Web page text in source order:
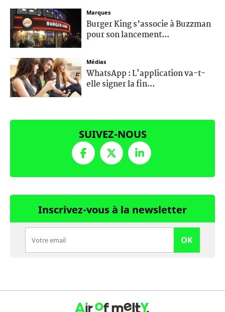
Marques
Burger King s’associe à Buzzman
pour son lancement...
Médias
WhatsApp : L'application va-t-
elle signer la fin...
SUIVEZ-NOUS
Inscrivez-vous à la newsletter
OK